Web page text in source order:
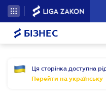
БІЗНЕС
Ця сторінка доступна
Перейти на українську